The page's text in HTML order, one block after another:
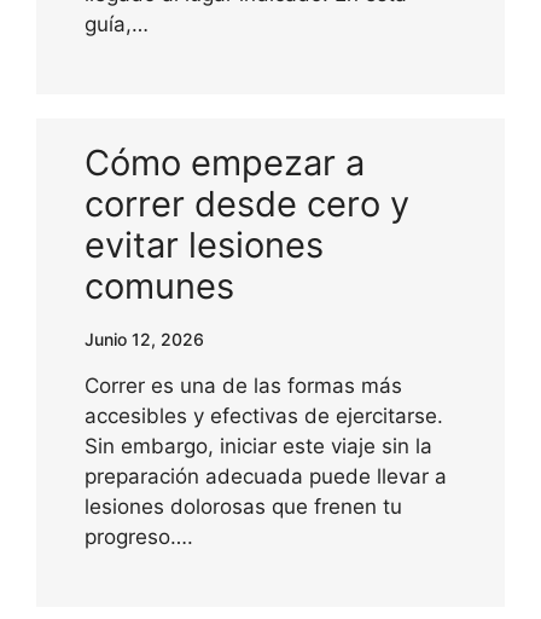
guía,…
Cómo empezar a
correr desde cero y
evitar lesiones
comunes
Junio 12, 2026
Correr es una de las formas más
accesibles y efectivas de ejercitarse.
Sin embargo, iniciar este viaje sin la
preparación adecuada puede llevar a
lesiones dolorosas que frenen tu
progreso….